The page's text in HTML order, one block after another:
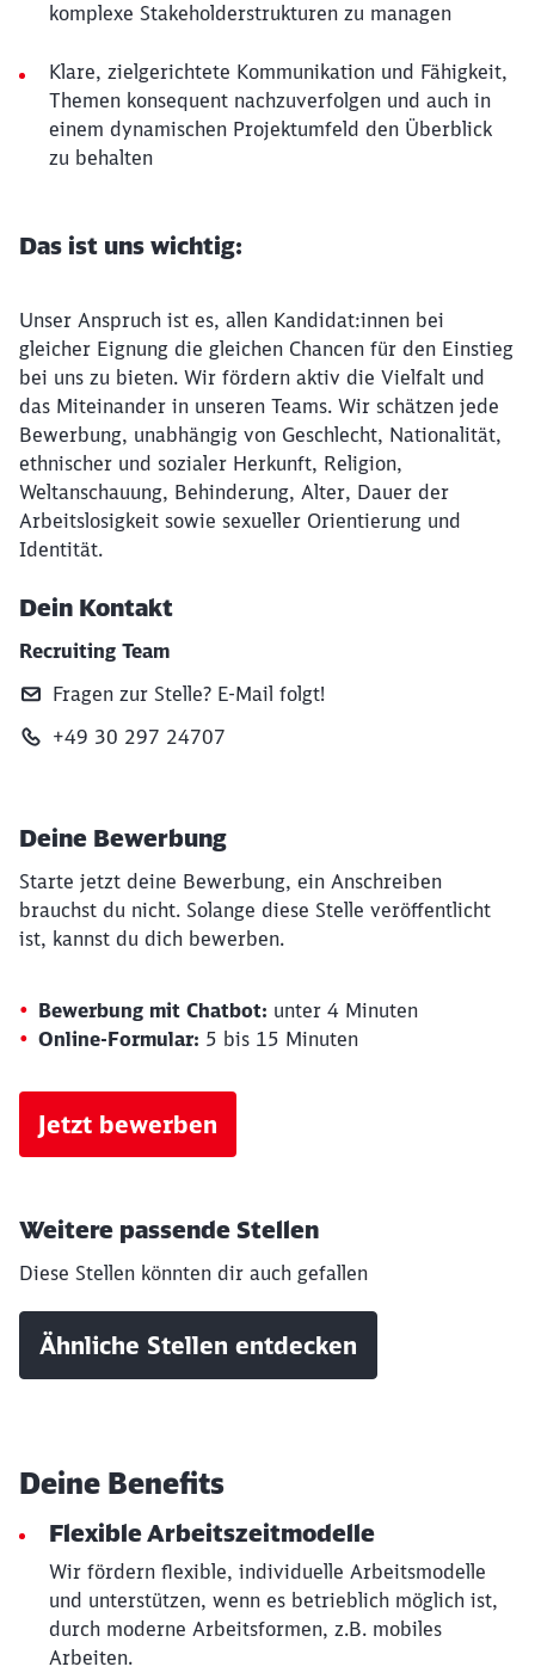
komplexe Stakeholderstrukturen zu managen
Klare, zielgerichtete Kommunikation und Fähigkeit,
Themen konsequent nachzuverfolgen und auch in
einem dynamischen Projektumfeld den Überblick
zu behalten
Das ist uns wichtig:
Unser Anspruch ist es, allen Kandidat:innen bei
gleicher Eignung die gleichen Chancen für den Einstieg
bei uns zu bieten. Wir fördern aktiv die Vielfalt und
das Miteinander in unseren Teams. Wir schätzen jede
Bewerbung, unabhängig von Geschlecht, Nationalität,
ethnischer und sozialer Herkunft, Religion,
Weltanschauung, Behinderung, Alter, Dauer der
Arbeitslosigkeit sowie sexueller Orientierung und
Identität.
Dein Kontakt
Recruiting Team
Fragen zur Stelle? E‑Mail folgt!
+49 30 297 24707
Deine Bewerbung
Starte jetzt deine Bewerbung, ein Anschreiben
brauchst du nicht. Solange diese Stelle veröffentlicht
ist, kannst du dich bewerben.
Bewerbung mit Chatbot: unter 4 Minuten
Online-Formular: 5 bis 15 Minuten
Jetzt bewerben
Weitere passende Stellen
Diese Stellen könnten dir auch gefallen
Ähnliche Stellen entdecken
Deine Benefits
Flexible Arbeitszeitmodelle
Wir fördern flexible, individuelle Arbeitsmodelle
und unterstützen, wenn es betrieblich möglich ist,
durch moderne Arbeitsformen, z.B. mobiles
Arbeiten.